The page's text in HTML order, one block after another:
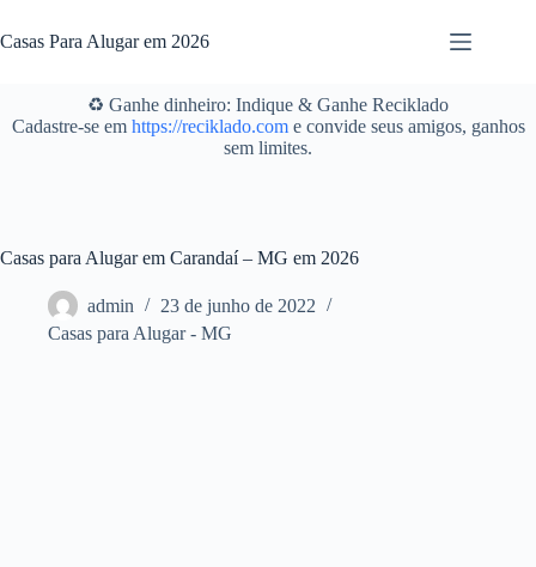
para
o
Casas Para Alugar em 2026
♻️ Ganhe dinheiro: Indique & Ganhe Reciklado
Cadastre-se em https://reciklado.come convide seus amigos, ganhos
sem limites.
Casas para Alugar em Carandaí – MG em 2026
admin
23 de junho de 2022
Casas para Alugar - MG